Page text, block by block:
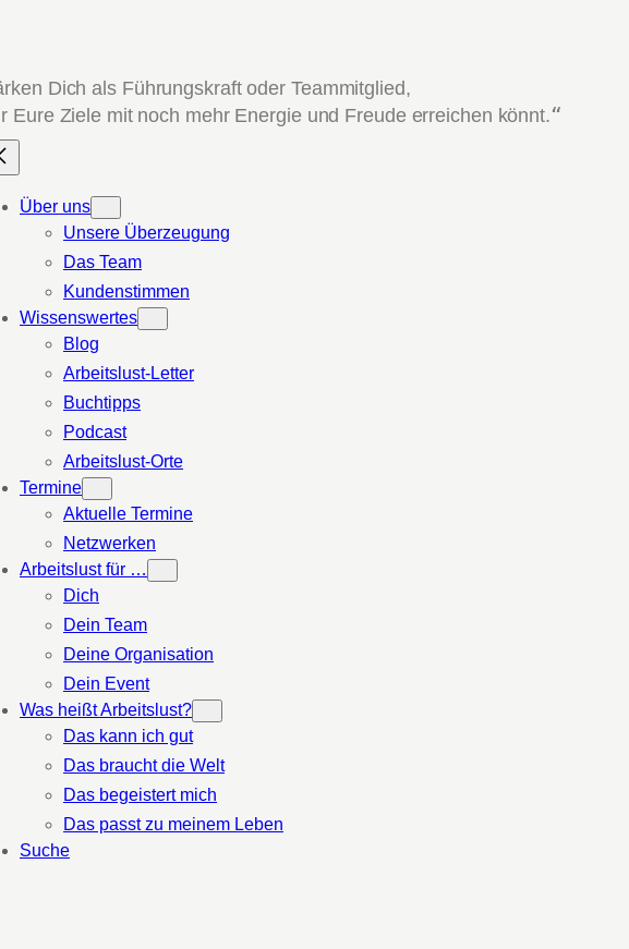
Dich als Führungskraft oder Teammitglied,
Eure Ziele mit noch mehr Energie und Freude erreichen könnt.“
Über uns
Unsere Überzeugung
Das Team
Kundenstimmen
Wissenswertes
Blog
Arbeitslust-Letter
Buchtipps
Podcast
Arbeitslust-Orte
Termine
Aktuelle Termine
Netzwerken
Arbeitslust für …
Dich
Dein Team
Deine Organisation
Dein Event
Was heißt Arbeitslust?
Das kann ich gut
Das braucht die Welt
Das begeistert mich
Das passt zu meinem Leben
Suche